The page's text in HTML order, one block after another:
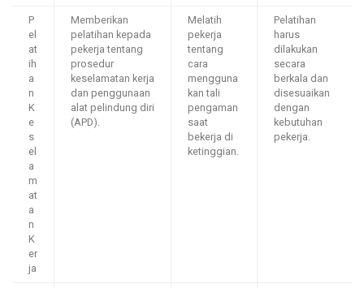
P
el
at
ih
a
n
K
e
s
el
a
m
at
a
n
K
er
ja
Memberikan
pelatihan kepada
pekerja tentang
prosedur
keselamatan kerja
dan penggunaan
alat pelindung diri
(APD).
Melatih
pekerja
tentang
cara
mengguna
kan tali
pengaman
saat
bekerja di
ketinggian.
Pelatihan
harus
dilakukan
secara
berkala dan
disesuaikan
dengan
kebutuhan
pekerja.